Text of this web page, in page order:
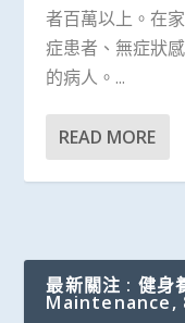
者百萬以上。在
症患者、無症狀
的病人。...
READ MORE
最新關注 : 健
Maintenance,